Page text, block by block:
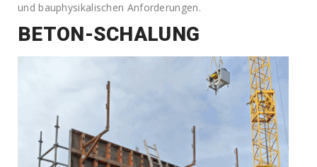
und bauphysikalischen Anforderungen.
BETON-SCHALUNG